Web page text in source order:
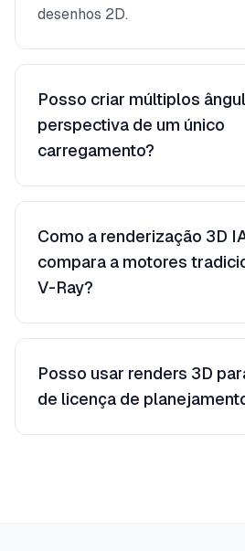
desenhos 2D.
Posso criar múltiplos
perspectiva de um único
carregamento?
Cada carregamento gera uma
diferentes capturas de
3D. Como cada render leva
segundos, você pode gerar um
Como a renderização 3D
compara a motores
V-Ray?
Renders 3D IA alcançam
propósitos de apresentação.
principal é velocidade
Posso usar renders 3D
de licença de